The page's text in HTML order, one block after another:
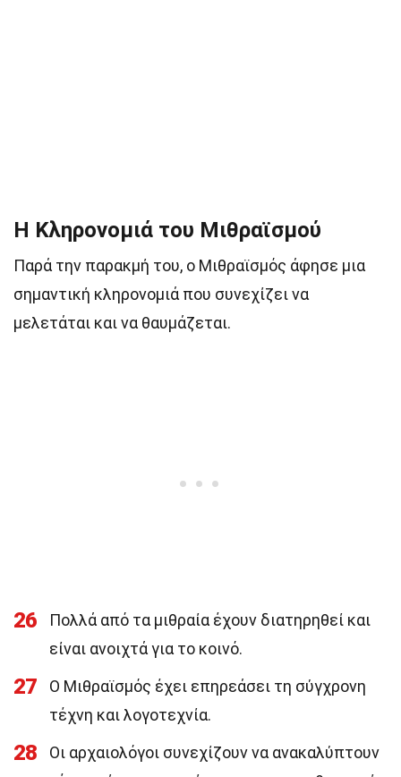
Η Κληρονομιά του Μιθραϊσμού
Παρά την παρακμή του, ο Μιθραϊσμός άφησε μια
σημαντική κληρονομιά που συνεχίζει να
μελετάται και να θαυμάζεται.
26
Πολλά από τα μιθραία έχουν διατηρηθεί και
είναι ανοιχτά για το κοινό.
27
Ο Μιθραϊσμός έχει επηρεάσει τη σύγχρονη
τέχνη και λογοτεχνία.
28
Οι αρχαιολόγοι συνεχίζουν να ανακαλύπτουν